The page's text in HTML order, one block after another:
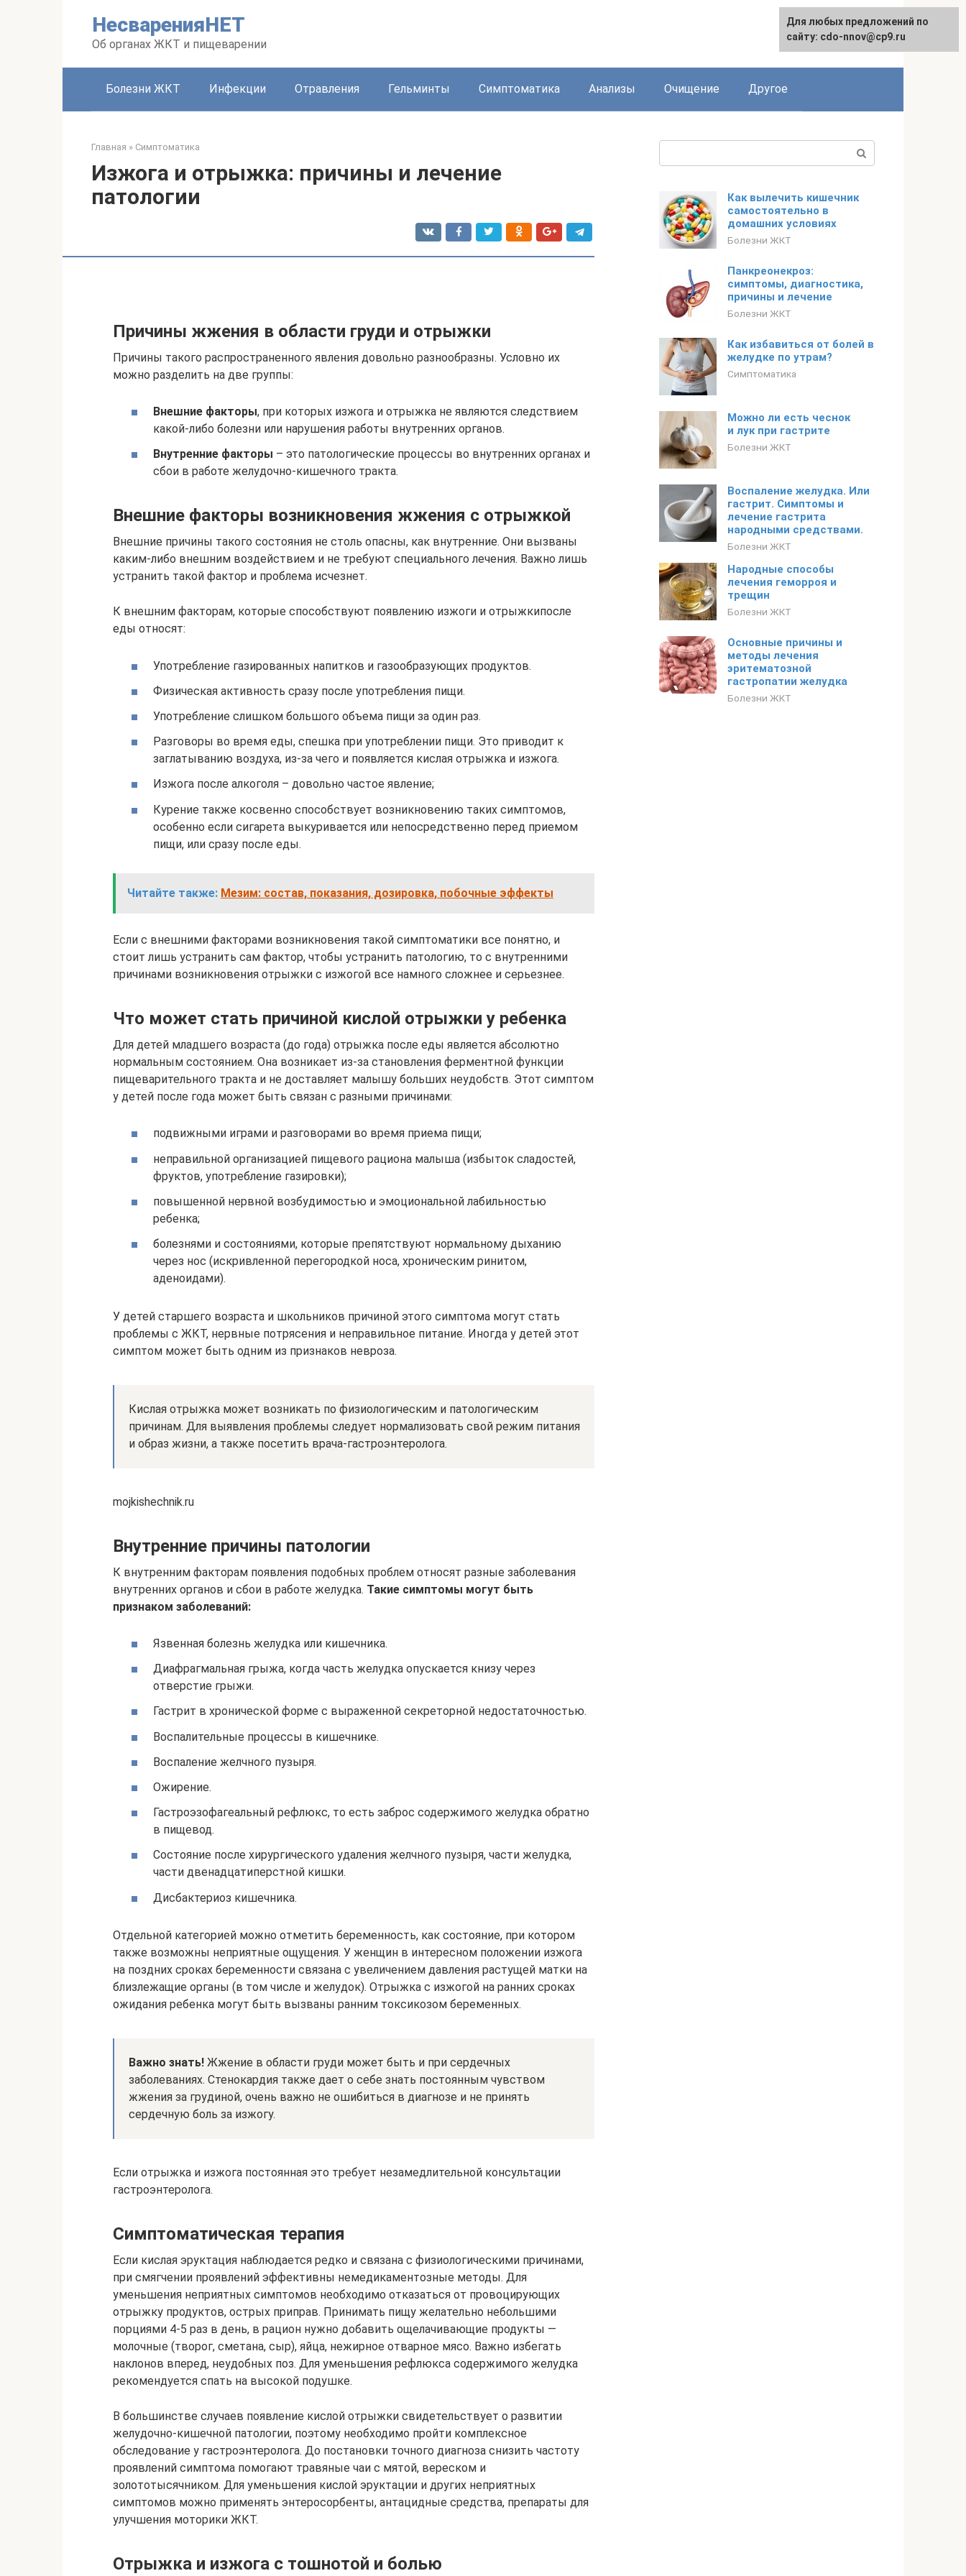
НесваренияНЕТ
Об органах ЖКТ и пищеварении
Болезни ЖКТ Инфекции Отравления Гельминты Симптоматика Анализы Очищение Другое
Главная » Симптоматика
Изжога и отрыжка: причины и лечение
патологии
Причины жжения в области груди и отрыжки
Причины такого распространенного явления довольно разнообразны. Условно их
можно разделить на две группы:
Внешние факторы, при которых изжога и отрыжка не являются следствием
какой-либо болезни или нарушения работы внутренних органов.
Внутренние факторы – это патологические процессы во внутренних органах и
сбои в работе желудочно-кишечного тракта.
Внешние факторы возникновения жжения с отрыжкой
Внешние причины такого состояния не столь опасны, как внутренние. Они вызваны
каким-либо внешним воздействием и не требуют специального лечения. Важно лишь
устранить такой фактор и проблема исчезнет.
К внешним факторам, которые способствуют появлению изжоги и отрыжкипосле
еды относят:
Употребление газированных напитков и газообразующих продуктов.
Физическая активность сразу после употребления пищи.
Употребление слишком большого объема пищи за один раз.
Разговоры во время еды, спешка при употреблении пищи. Это приводит к
заглатыванию воздуха, из-за чего и появляется кислая отрыжка и изжога.
Изжога после алкоголя – довольно частое явление;
Курение также косвенно способствует возникновению таких симптомов,
особенно если сигарета выкуривается или непосредственно перед приемом
пищи, или сразу после еды.
Читайте также: Мезим: состав, показания, дозировка, побочные эффекты
Если с внешними факторами возникновения такой симптоматики все понятно, и
стоит лишь устранить сам фактор, чтобы устранить патологию, то с внутренними
причинами возникновения отрыжки с изжогой все намного сложнее и серьезнее.
Что может стать причиной кислой отрыжки у ребенка
Для детей младшего возраста (до года) отрыжка после еды является абсолютно
нормальным состоянием. Она возникает из-за становления ферментной функции
пищеварительного тракта и не доставляет малышу больших неудобств. Этот симптом
у детей после года может быть связан с разными причинами:
подвижными играми и разговорами во время приема пищи;
неправильной организацией пищевого рациона малыша (избыток сладостей,
фруктов, употребление газировки);
повышенной нервной возбудимостью и эмоциональной лабильностью
ребенка;
болезнями и состояниями, которые препятствуют нормальному дыханию
через нос (искривленной перегородкой носа, хроническим ринитом,
аденоидами).
У детей старшего возраста и школьников причиной этого симптома могут стать
проблемы с ЖКТ, нервные потрясения и неправильное питание. Иногда у детей этот
симптом может быть одним из признаков невроза.
Кислая отрыжка может возникать по физиологическим и патологическим
причинам. Для выявления проблемы следует нормализовать свой режим питания
и образ жизни, а также посетить врача-гастроэнтеролога.
mojkishechnik.ru
Внутренние причины патологии
К внутренним факторам появления подобных проблем относят разные заболевания
внутренних органов и сбои в работе желудка. Такие симптомы могут быть
признаком заболеваний:
Язвенная болезнь желудка или кишечника.
Диафрагмальная грыжа, когда часть желудка опускается книзу через
отверстие грыжи.
Гастрит в хронической форме с выраженной секреторной недостаточностью.
Воспалительные процессы в кишечнике.
Воспаление желчного пузыря.
Ожирение.
Гастроэзофагеальный рефлюкс, то есть заброс содержимого желудка обратно
в пищевод.
Состояние после хирургического удаления желчного пузыря, части желудка,
части двенадцатиперстной кишки.
Дисбактериоз кишечника.
Отдельной категорией можно отметить беременность, как состояние, при котором
также возможны неприятные ощущения. У женщин в интересном положении изжога
на поздних сроках беременности связана с увеличением давления растущей матки на
близлежащие органы (в том числе и желудок). Отрыжка с изжогой на ранних сроках
ожидания ребенка могут быть вызваны ранним токсикозом беременных.
Важно знать! Жжение в области груди может быть и при сердечных
заболеваниях. Стенокардия также дает о себе знать постоянным чувством
жжения за грудиной, очень важно не ошибиться в диагнозе и не принять
сердечную боль за изжогу.
Если отрыжка и изжога постоянная это требует незамедлительной консультации
гастроэнтеролога.
Симптоматическая терапия
Если кислая эруктация наблюдается редко и связана с физиологическими причинами,
при смягчении проявлений эффективны немедикаментозные методы. Для
уменьшения неприятных симптомов необходимо отказаться от провоцирующих
отрыжку продуктов, острых приправ. Принимать пищу желательно небольшими
порциями 4-5 раз в день, в рацион нужно добавить ощелачивающие продукты —
молочные (творог, сметана, сыр), яйца, нежирное отварное мясо. Важно избегать
наклонов вперед, неудобных поз. Для уменьшения рефлюкса содержимого желудка
рекомендуется спать на высокой подушке.
В большинстве случаев появление кислой отрыжки свидетельствует о развитии
желудочно-кишечной патологии, поэтому необходимо пройти комплексное
обследование у гастроэнтеролога. До постановки точного диагноза снизить частоту
проявлений симптома помогают травяные чаи с мятой, вереском и
золототысячником. Для уменьшения кислой эруктации и других неприятных
симптомов можно применять энтеросорбенты, антацидные средства, препараты для
улучшения моторики ЖКТ.
Отрыжка и изжога с тошнотой и болью
Как вылечить кишечник
самостоятельно в
домашних условиях
Болезни ЖКТ
Панкреонекроз:
симптомы, диагностика,
причины и лечение
Болезни ЖКТ
Как избавиться от болей в
желудке по утрам?
Симптоматика
Можно ли есть чеснок
и лук при гастрите
Болезни ЖКТ
Воспаление желудка. Или
гастрит. Симптомы и
лечение гастрита
народными средствами.
Болезни ЖКТ
Народные способы
лечения геморроя и
трещин
Болезни ЖКТ
Основные причины и
методы лечения
эритематозной
гастропатии желудка
Болезни ЖКТ
Для любых предложений по
сайту: cdo-nnov@cp9.ru